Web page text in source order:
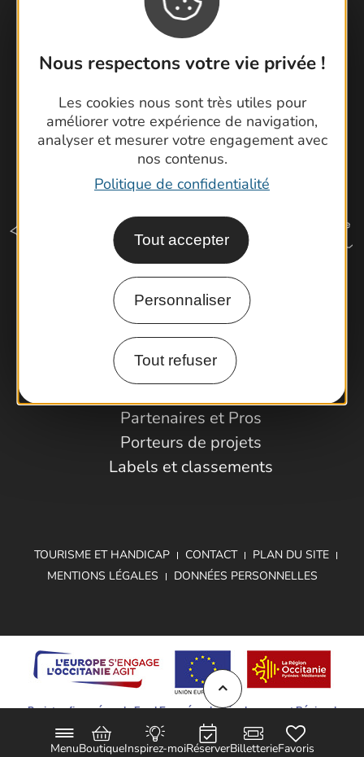
Nous respectons votre vie privée !
Les cookies nous sont très utiles pour
améliorer votre expérience de navigation,
analyser et mesurer votre engagement avec
nos contenus.
Politique de confidentialité
Tout accepter
Personnaliser
Tout refuser
MenuBoutiqueInspirez-moiRéserverBilletterieFavoris
Cartoguides et Topoguides
Latitude Gard
Comment venir ?
Espace Pro
Partenaires et Pros
Porteurs de projets
Labels et classements
TOURISME ET HANDICAP CONTACT
PLAN DU SITE
MENTIONS LÉGALES
DONNÉES PERSONNELLES
Projet cofinancé par le Fond Européen de Développement Régional